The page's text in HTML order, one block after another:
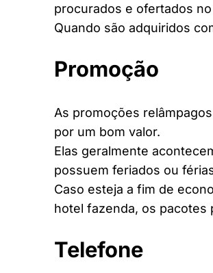
procurados e ofertados
Quando são adquiridos
Promoção
As promoções
por um bom valor.
Elas geralmente
possuem feriados ou
Caso esteja a fim de
hotel fazenda, os pacotes
Telefone